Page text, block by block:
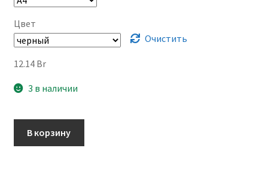
Цвет
Очистить
12.14 Br
3 в наличии
В корзину